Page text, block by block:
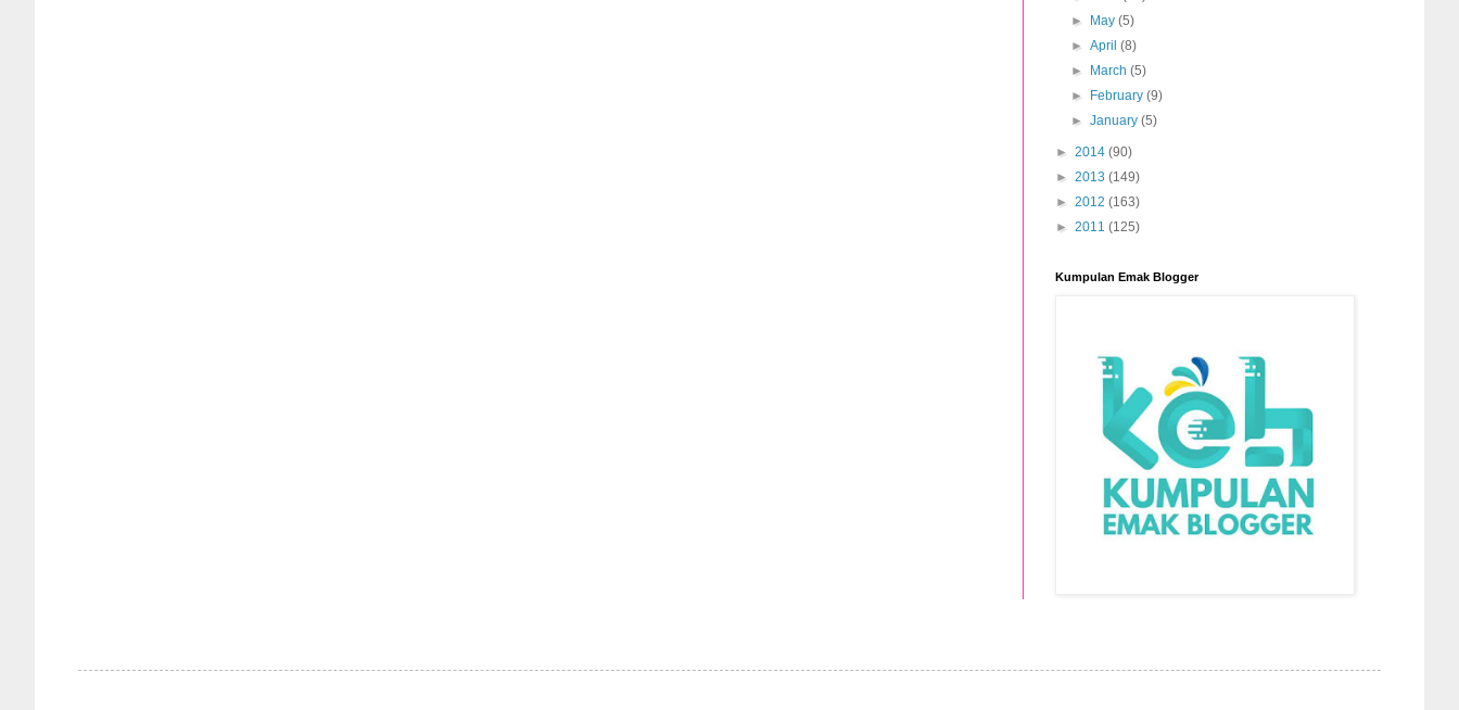
►
May(5)
►April(8)
►
March(5)
►
February(9)
►January(5)
► 2014 (90)
► 2013 (149)
► 2012 (163)
► 2011 (125)
Kumpulan Emak Blogger